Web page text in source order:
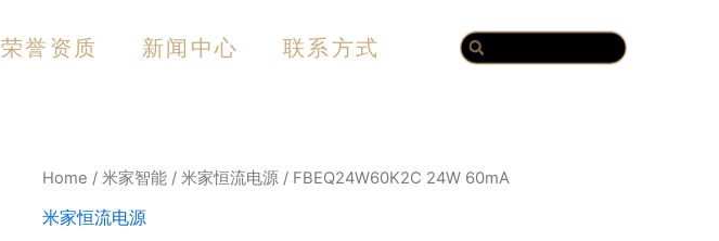
荣誉资质 新闻中心 联系方式 Search
Home / 米家智能 / 米家恒流电源 / FBEQ24W60K2C 24W 60mA
米家恒流电源